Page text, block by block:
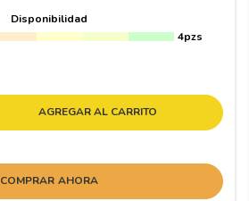
Disponibilidad
4pzs
AGREGAR AL CARRITO
COMPRAR AHORA